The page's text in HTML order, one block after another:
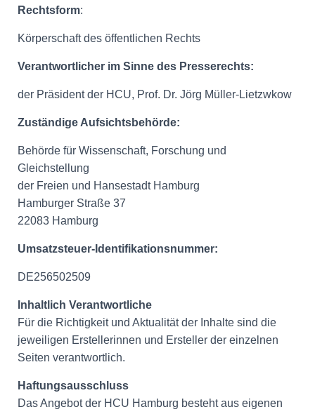
Rechtsform:
Körperschaft des öffentlichen Rechts
Verantwortlicher im Sinne des Presserechts:
der Präsident der HCU, Prof. Dr. Jörg Müller-Lietzwkow
Zuständige Aufsichtsbehörde:
Behörde für Wissenschaft, Forschung und
Gleichstellung
der Freien und Hansestadt Hamburg
Hamburger Straße 37
22083 Hamburg
Umsatzsteuer-Identifikationsnummer:
DE256502509
Inhaltlich Verantwortliche
Für die Richtigkeit und Aktualität der Inhalte sind die
jeweiligen Erstellerinnen und Ersteller der einzelnen
Seiten verantwortlich.
Haftungsausschluss
Das Angebot der HCU Hamburg besteht aus eigenen